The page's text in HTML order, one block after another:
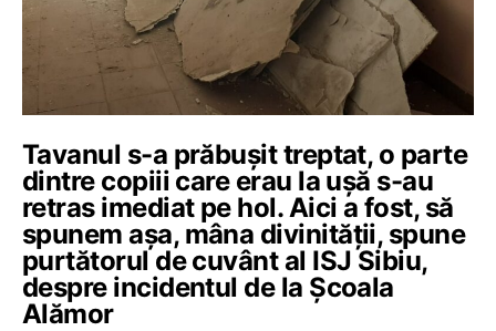
Tavanul s-a prăbușit treptat, o parte
dintre copiii care erau la ușă s-au
retras imediat pe hol. Aici a fost, să
spunem așa, mâna divinității, spune
purtătorul de cuvânt al ISJ Sibiu,
despre incidentul de la Școala
Alămor